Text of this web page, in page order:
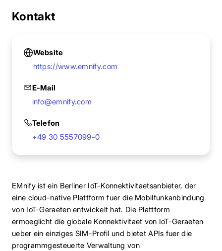
Kontakt
Website
https://www.emnify.com
E-Mail
info@emnify.com
Telefon
+49 30 5557099-0
EMnify ist ein Berliner IoT-Konnektivitaetsanbieter, der
eine cloud-native Plattform fuer die Mobilfunkanbindung
von IoT-Geraeten entwickelt hat. Die Plattform
ermoeglicht die globale Konnektivitaet von IoT-Geraeten
ueber ein einziges SIM-Profil und bietet APIs fuer die
programmgesteuerte Verwaltung von